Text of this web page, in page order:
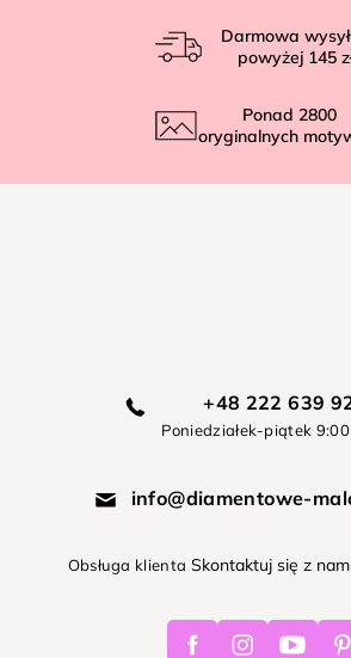
Darmowa
powyżej 145
Ponad 2800
oryginalnych
+48 222 639
Poniedziałek-piątek
info@diamentowe-
Obsługa klienta Skontaktuj się z
FacebookInstagramYoutube